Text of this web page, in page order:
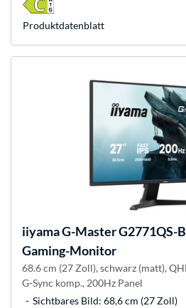
Produkt­datenblatt
iiyamaG-Master G2771QS-
Gaming-Monitor
68.6 cm (27 Zoll), schwarz (matt),
G-Sync komp., 200Hz Panel
Sichtbares Bild: 68,6 cm (27 Zoll)